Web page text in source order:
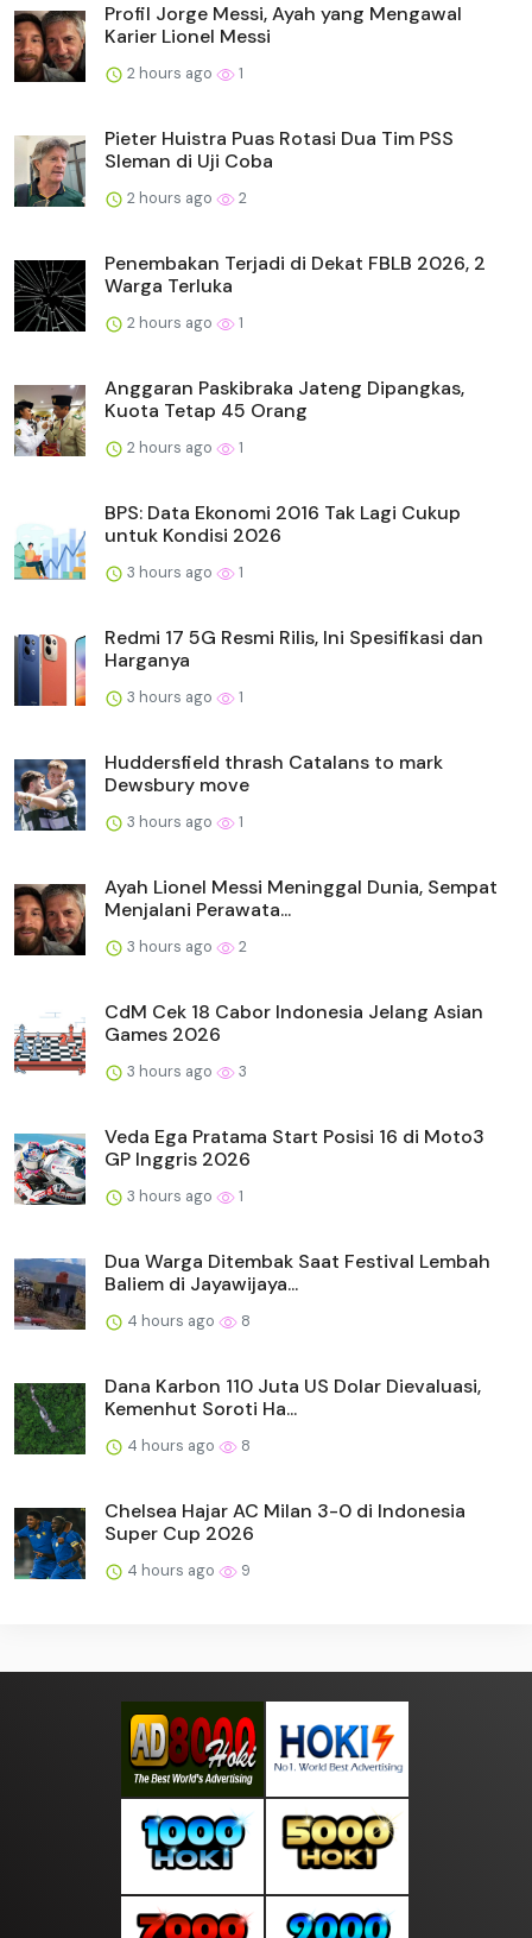
Profil Jorge Messi, Ayah yang Mengawal
Karier Lionel Messi
2 hours ago 1
Pieter Huistra Puas Rotasi Dua Tim PSS
Sleman di Uji Coba
2 hours ago 2
Penembakan Terjadi di Dekat FBLB 2026, 2
Warga Terluka
2 hours ago 1
Anggaran Paskibraka Jateng Dipangkas,
Kuota Tetap 45 Orang
2 hours ago 1
BPS: Data Ekonomi 2016 Tak Lagi Cukup
untuk Kondisi 2026
3 hours ago 1
Redmi 17 5G Resmi Rilis, Ini Spesifikasi dan
Harganya
3 hours ago 1
Huddersfield thrash Catalans to mark
Dewsbury move
3 hours ago 1
Ayah Lionel Messi Meninggal Dunia, Sempat
Menjalani Perawata...
3 hours ago 2
CdM Cek 18 Cabor Indonesia Jelang Asian
Games 2026
3 hours ago 3
Veda Ega Pratama Start Posisi 16 di Moto3
GP Inggris 2026
3 hours ago 1
Dua Warga Ditembak Saat Festival Lembah
Baliem di Jayawijaya...
4 hours ago 8
Dana Karbon 110 Juta US Dolar Dievaluasi,
Kemenhut Soroti Ha...
4 hours ago 8
Chelsea Hajar AC Milan 3-0 di Indonesia
Super Cup 2026
4 hours ago 9